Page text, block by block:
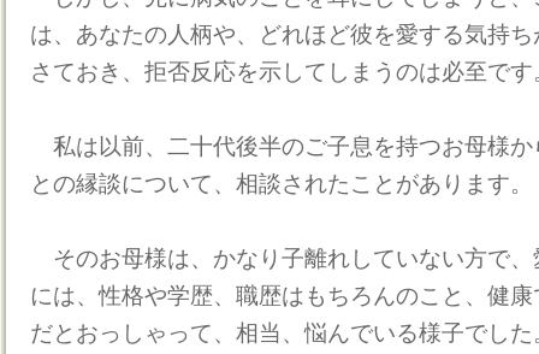
は、あなたの人柄や、どれほど彼を愛する気持
さておき、拒否反応を示してしまうのは必至です
私は以前、二十代後半のご子息を持つお母様
との縁談について、相談されたことがあります。
そのお母様は、かなり子離れしていない方で
には、性格や学歴、職歴はもちろんのこと、健
だとおっしゃって、相当、悩んでいる様子でした